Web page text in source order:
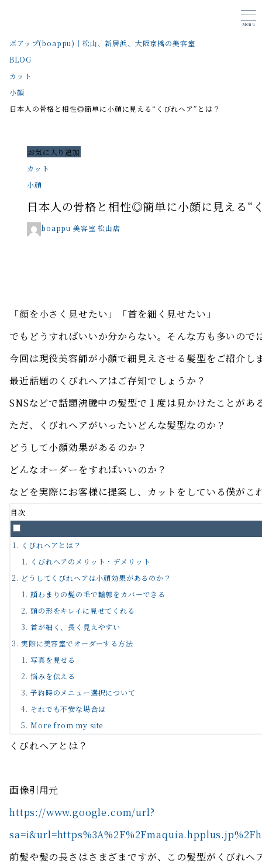
Menu
ボアップ(boappu)｜松山、新居浜、大阪京橋の美容室
BLOG
カット
小顔
日本人の骨格と相性◎簡単に小顔に見える“くびれヘア”とは？
お気に入り追加
カット
小顔
日本人の骨格と相性◎簡単に小顔に見える“
boappu 美容室 松山店
「顔を小さく見せたい」「首を細く見せたい」
でもどうすればいいか分からない。そんな方も多いので
今回は現役美容師が小顔で細見えさせる髪型をご紹介し
最近話題のくびれヘアはご存知でしょうか？
SNSなどで話題沸騰中の髪型で１度は見かけたことがあ
ただ、くびれヘアがいったいどんな髪型なのか？
どうして小顔効果があるのか？
どんなオーダーをすればいいのか？
などを実際にお客様に提案し、カットをしている僕がこ
目次
くびれヘアとは？
くびれヘアのメリット・デメリット
どうしてくびれヘアは小顔効果があるのか？
顔わまりの髪の毛で輪郭をカバーできる
頭の形をキレイに見せてくれる
首が細く、長く見えやすい
実際に美容室でオーダーする方法
写真を見せる
悩みを伝える
予約時のメニュー選択について
それでも不安な場合は
More from my site
くびれヘアとは？
画像引用元
https://www.google.com/url?
前髪や髪の長さはさまざまですが、この髪型がくびれヘ